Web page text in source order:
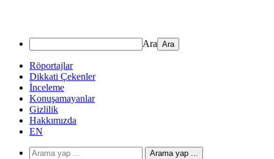
Ara
Röportajlar
Dikkati Çekenler
İnceleme
Konuşamayanlar
Gizlilik
Hakkımızda
EN
Arama yap ...